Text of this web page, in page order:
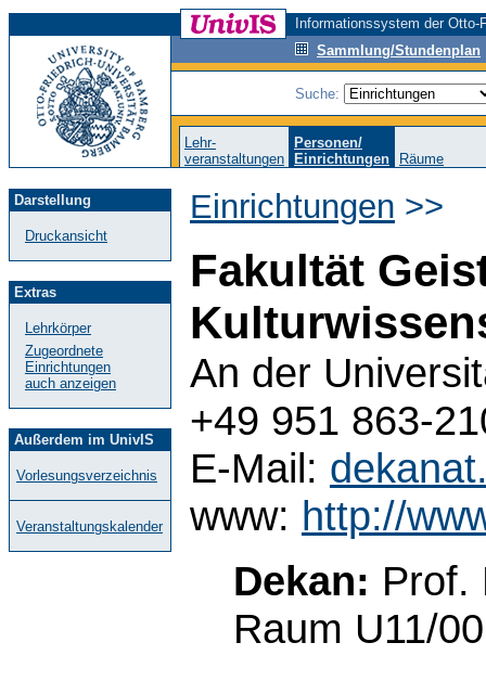
Informationssystem der
Sammlung/Stundenplan
Suche:
Lehr-
veranstaltungen
Personen/
Einrichtungen
Räume
Darstellung
Druckansicht
Extras
Lehrkörper
Zugeordnete
Einrichtungen
auch anzeigen
Außerdem im UnivIS
Vorlesungsverzeichnis
Veranstaltungskalender
Einrichtungen >>
Fakultät
An der
+49 951 863-
E-Mail:
www: http://
Dekan:
Raum U11/